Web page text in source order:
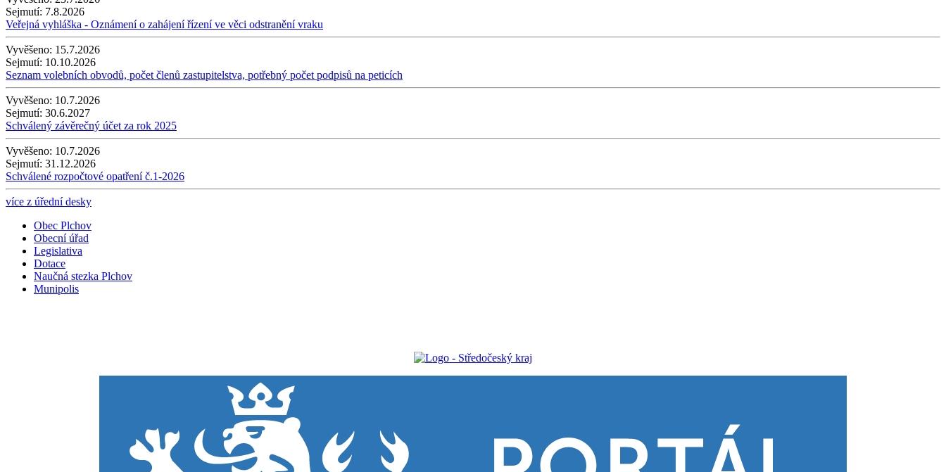
Sejmutí: 7.8.2026
Veřejná vyhláška - Oznámení o zahájení řízení ve věci odstranění vraku
Vyvěšeno: 15.7.2026
Sejmutí: 10.10.2026
Seznam volebních obvodů, počet členů zastupitelstva, potřebný počet podpisů na peticích
Vyvěšeno: 10.7.2026
Sejmutí: 30.6.2027
Schválený závěrečný účet za rok 2025
Vyvěšeno: 10.7.2026
Sejmutí: 31.12.2026
Schválené rozpočtové opatření č.1-2026
více z úřední desky
Obec Plchov
Obecní úřad
Legislativa
Dotace
Naučná stezka Plchov
Munipolis